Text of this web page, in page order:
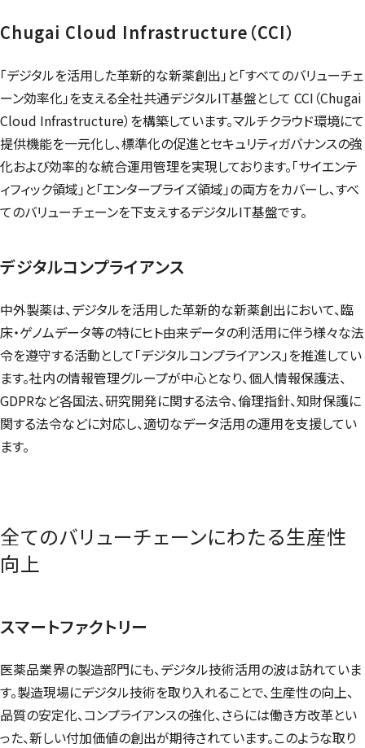
Chugai Cloud Infrastructure （CCI）
「デジタルを活用した革新的な新薬創出」と「すべてのバリューチェ
ーン効率化」を支える全社共通デジタルIT基盤として CCI（Chugai
Cloud Infrastructure）を構築しています。マルチクラウド環境にて
提供機能を一元化し、標準化の促進とセキュリティガバナンスの強
化および効率的な統合運用管理を実現しております。「サイエンテ
ィフィック領域」と「エンタープライズ領域」の両方をカバーし、すべ
てのバリューチェーンを下支えするデジタルIT基盤です。
デジタルコンプライアンス
中外製薬は、デジタルを活用した革新的な新薬創出において、臨
床・ゲノムデータ等の特にヒト由来データの利活用に伴う様々な法
令を遵守する活動として「デジタルコンプライアンス」を推進してい
ます。社内の情報管理グループが中心となり、個人情報保護法、
GDPRなど各国法、研究開発に関する法令、倫理指針、知財保護に
関する法令などに対応し、適切なデータ活用の運用を支援してい
ます。
全てのバリューチェーンにわたる生産性
向上
スマートファクトリー
医薬品業界の製造部門にも、デジタル技術活用の波は訪れていま
す。製造現場にデジタル技術を取り入れることで、生産性の向上、
品質の安定化、コンプライアンスの強化、さらには働き方改革とい
った、新しい付加価値の創出が期待されています。このような取り